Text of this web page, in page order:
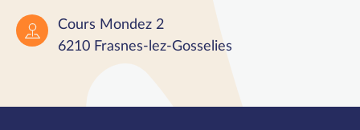
Cours Mondez 2
6210 Frasnes-lez-Gosselies